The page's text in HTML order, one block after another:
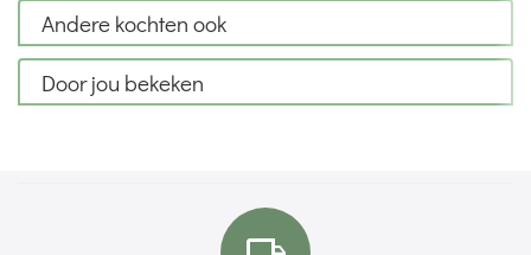
Andere kochten ook
Door jou bekeken